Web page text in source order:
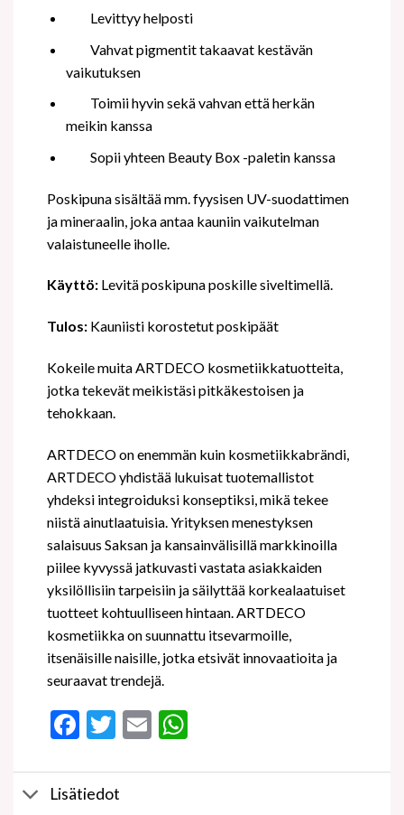
Levittyy helposti
Vahvat pigmentit takaavat kestävän
vaikutuksen
Toimii hyvin sekä vahvan että herkän
meikin kanssa
Sopii yhteen Beauty Box -paletin kanssa
Poskipuna sisältää mm. fyysisen UV-suodattimen
ja mineraalin, joka antaa kauniin vaikutelman
valaistuneelle iholle.
Käyttö:Levitä poskipuna poskille siveltimellä.
Tulos:Kauniisti korostetut poskipäät
Kokeile muita ARTDECO kosmetiikkatuotteita,
jotka tekevät meikistäsi pitkäkestoisen ja
tehokkaan.
ARTDECO on enemmän kuin kosmetiikkabrändi,
ARTDECO yhdistää lukuisat tuotemallistot
yhdeksi integroiduksi konseptiksi, mikä tekee
niistä ainutlaatuisia. Yrityksen menestyksen
salaisuus Saksan ja kansainvälisillä markkinoilla
piilee kyvyssä jatkuvasti vastata asiakkaiden
yksilöllisiin tarpeisiin ja säilyttää korkealaatuiset
tuotteet kohtuulliseen hintaan. ARTDECO
kosmetiikka on suunnattu itsevarmoille,
itsenäisille naisille, jotka etsivät innovaatioita ja
seuraavat trendejä.
Facebook
Twitter
EmailWhatsApp
Lisätiedot